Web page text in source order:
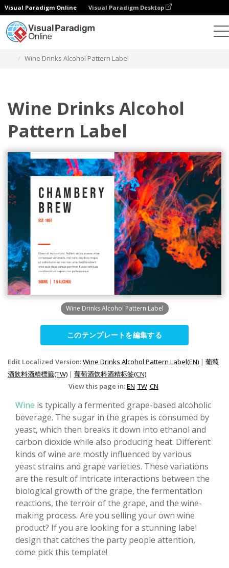
Visual Paradigm Online Visual Paradigm Desktop
Wine Drinks Alcohol Pattern Label
Wine Drinks Alcohol
Pattern Label
Wine Drinks Alcohol Pattern Label
このテンプレートを編集する
Edit Localized Version:Wine Drinks Alcohol Pattern Label(EN) | 葡萄
酒飲料酒精標籤(TW) | 葡萄酒饮料酒精标签(CN)
View this page in:EN TW CN
Wine is typically a fermented grape-based alcoholic
beverage. The sugar in the grapes is consumed by
yeast, which then breaks it down into ethanol and
carbon dioxide while also producing heat. Different
kinds of wine are mostly influenced by various
yeast strains and grape varieties. These variations
are the result of intricate interactions between the
biological growth of the grape, the fermentation
reactions, the terroir of the grape, and the wine-
making process. Are you selling your own wine
product? If you are looking for a stunning label
design that catches the party people attention,
come pick this template!